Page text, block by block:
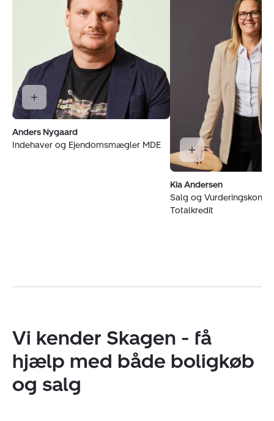
Anders Nygaard
Indehaver og Ejendomsmægler MDE
Kia Andersen
Salg og
Totalkredit
Vi kender Skagen - få
hjælp med både boligkøb
og salg